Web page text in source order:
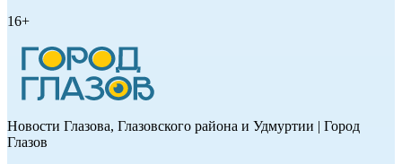
16+
Новости Глазова, Глазовского района и Удмуртии | Город
Глазов